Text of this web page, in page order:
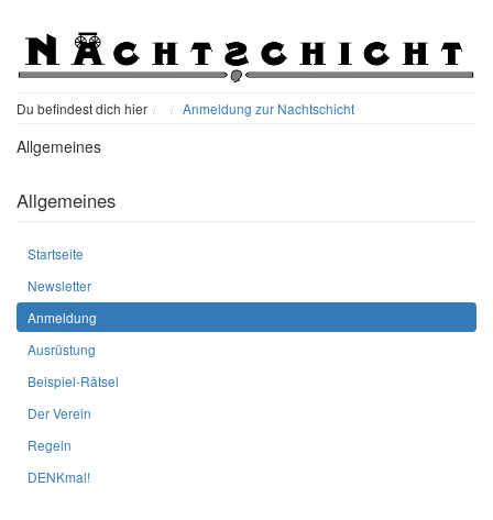
Du befindest dich hier Home
Anmeldung zur Nachtschicht
Allgemeines
Allgemeines
Startseite
Newsletter
Anmeldung
Ausrüstung
Beispiel-Rätsel
Der Verein
Regeln
DENKmal!